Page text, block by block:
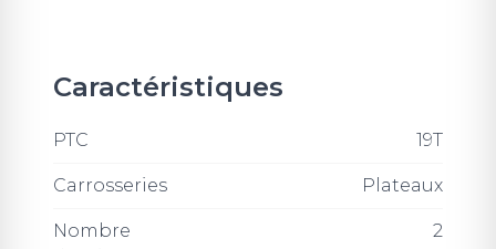
Caractéristiques
PTC 19T
Carrosseries Plateaux
Nombre
2